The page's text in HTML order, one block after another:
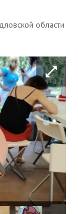
области